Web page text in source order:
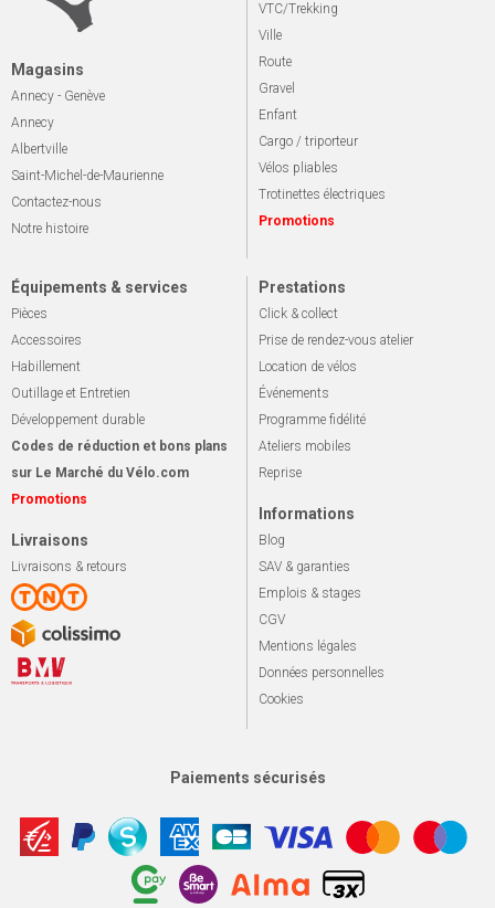
Magasins
Annecy - Genève
Annecy
Albertville
Saint-Michel-de-Maurienne
Contactez-nous
Notre histoire
VTC/Trekking
Ville
Route
Gravel
Enfant
Cargo / triporteur
Vélos pliables
Trotinettes électriques
Promotions
Équipements & services
Pièces
Accessoires
Habillement
Outillage et Entretien
Développement durable
Codes de réduction et bons plans
sur Le Marché du Vélo.com
Promotions
Livraisons
Livraisons & retours
Prestations
Click & collect
Prise de rendez-vous atelier
Location de vélos
Événements
Programme fidélité
Ateliers mobiles
Reprise
Informations
Blog
SAV & garanties
Emplois & stages
CGV
Mentions légales
Données personnelles
Cookies
Paiements sécurisés